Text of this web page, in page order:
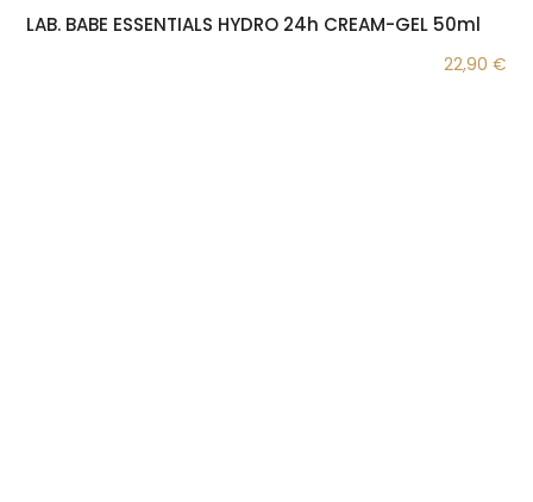
LAB. BABE ESSENTIALS HYDRO 24h CREAM-GEL 50ml
22,90 €